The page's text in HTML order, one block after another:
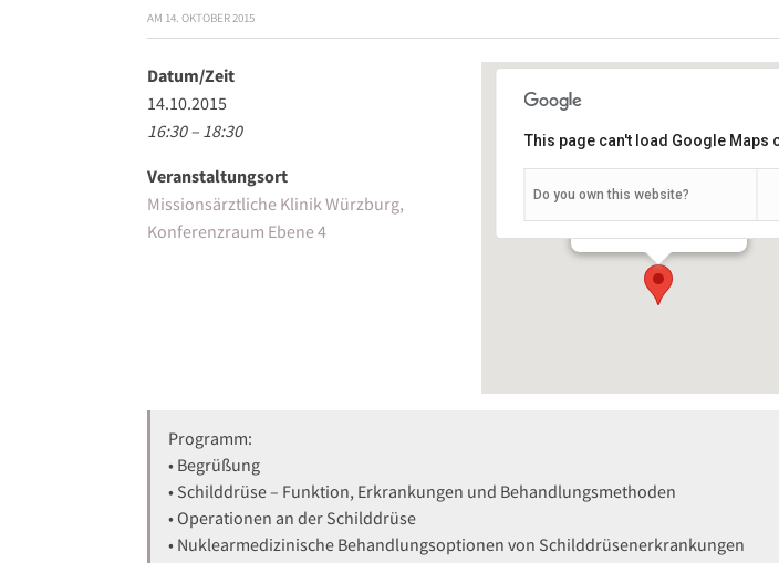
AM 14. OKTOBER 2015
Veranstaltungen
This page can't load Google Maps
Do you own this website?
Datum/Zeit
14.10.2015
16:30 – 18:30
Veranstaltungsort
Missionsärztliche Klinik Würzburg,
Konferenzraum Ebene 4
Programm:
• Begrüßung
• Schilddrüse – Funktion, Erkrankungen und Behandlungsmethoden
• Operationen an der Schilddrüse
• Nuklearmedizinische Behandlungsoptionen von Schilddrüsenerkrankungen